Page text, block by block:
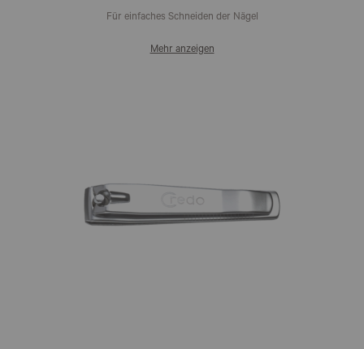
Für einfaches Schneiden der Nägel
Mehr anzeigen